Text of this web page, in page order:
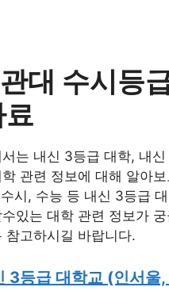
대 수시등
료
는 내신 3등급 대학, 내
관련 정보에 대해 알아
시, 수능 등 내신 3등급
있는 대학 관련 정보가
참고하시길 바랍니다.
3등급 대학교 (인서울